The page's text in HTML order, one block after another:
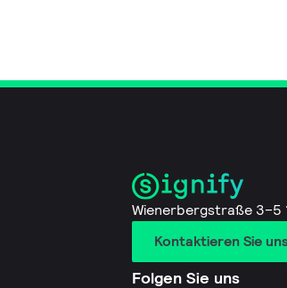
Wienerbergstraße 3–5
Kontaktieren Sie
Folgen Sie uns